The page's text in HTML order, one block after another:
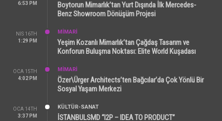
6:53 PM
Boytorun Mimarlık’tan Yurt Dışında İlk Mercedes-
Benz Showroom Dönüşüm Projesi
NIS 16TH
1:29 PM
MİMARİ
Yeşim Kozanlı Mimarlık’tan Çağdaş Tasarım ve
Konforun Buluşma Noktası: Elite World Kuşadası
OCA 15TH
4:02 PM
MİMARİ
Özer\Ürger Architects’ten Bağcılar’da Çok Yönlü Bir
Sosyal Yaşam Merkezi
OCA 14TH
3:37 PM
KÜLTÜR-SANAT
İSTANBULSMD “I2P – IDEA TO PRODUCT”